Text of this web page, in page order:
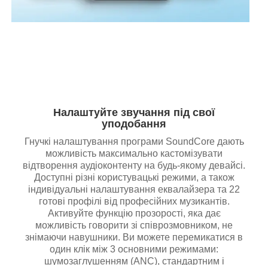
Налаштуйте звучання під свої
уподобання
Гнучкі налаштування програми SoundCore дають
можливість максимально кастомізувати
відтворення аудіоконтенту на будь-якому девайсі.
Доступні різні користувацькі режими, а також
індивідуальні налаштування еквалайзера та 22
готові профілі від професійних музикантів.
Активуйте функцію прозорості, яка дає
можливість говорити зі співрозмовником, не
знімаючи навушники. Ви можете перемикатися в
один клік між 3 основними режимами:
шумозаглушенням (ANC), стандартним і